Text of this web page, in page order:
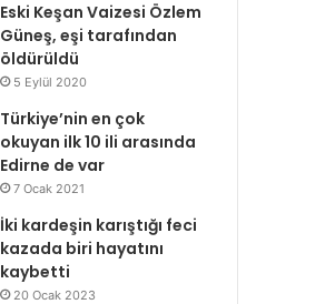
Eski Keşan Vaizesi Özlem
Güneş, eşi tarafından
öldürüldü
5 Eylül 2020
Türkiye’nin en çok
okuyan ilk 10 ili arasında
Edirne de var
7 Ocak 2021
İki kardeşin karıştığı feci
kazada biri hayatını
kaybetti
20 Ocak 2023